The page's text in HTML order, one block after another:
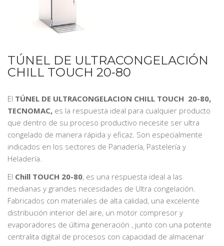
TÚNEL DE ULTRACONGELACIÓN
CHILL TOUCH 20-80
El TÚNEL DE ULTRACONGELACION CHILL TOUCH 20-80,
TECNOMAC, es la respuesta ideal para cualquier producto
que dentro de su proceso productivo necesite ser ultra
congelado de manera rápida y eficaz. Son especialmente
indicados en los sectores de Panadería, Pastelería y
Heladería.
El Chill TOUCH 20-80, es una respuesta ideal a las
medianas y grandes necesidades de Ultra congelación.
Fabricados con materiales de alta calidad, una excelente
distribución interior del aire, un motor compresor y
evaporadores de última generación , junto con una potente
centralita digital de procesos con capacidad de almacenar